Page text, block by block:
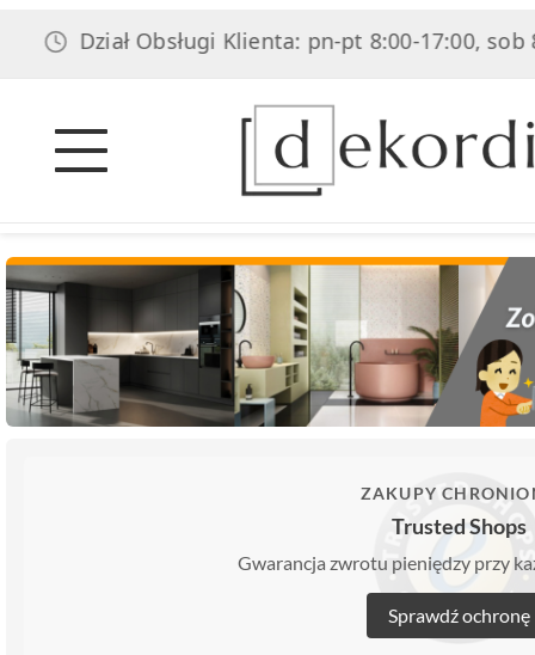
Dział Obsługi Klienta: pn-pt 8:00-17:00, sob 8:00-
ZAKUPY
Trusted Shops
Gwarancja zwrotu pieniędzy przy
Sprawdź ochronę